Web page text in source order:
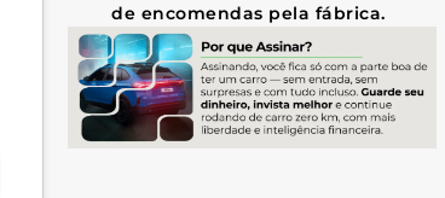
de encomendas pela fábrica.